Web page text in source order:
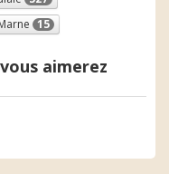
15
aimerez